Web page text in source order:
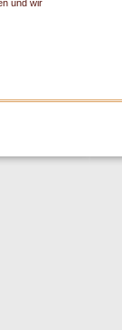
und wir